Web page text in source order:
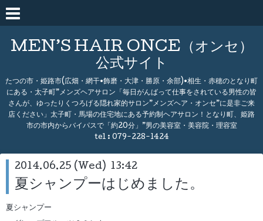
MEN’S HAIR ONCE（オンセ）
公式サイト
たつの市・姫路市(広畑・網干•飾磨・大津・勝原・余部)•相生・赤穂のとなり町
にある・太子町”メンズヘアサロン「毎日がんばって仕事をされている男性の皆
さんが、ゆったりくつろげる隠れ家的サロン”メンズヘア・オンセ”に是非ご来
店ください」太子町・馬場の住宅地にある予約制ヘアサロン！となり町、姫路
市の市内からバイパスで「約20分」”男の美容室・美容院・理容室
tel : 079-228-1424
2014.06.25 (Wed) 13:42
夏シャンプーはじめました。
夏シャンプー